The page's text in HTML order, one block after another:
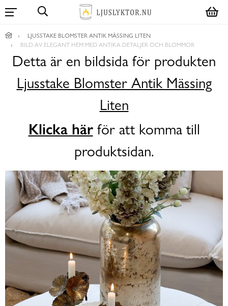
LJUSSTAKE BLOMSTER ANTIK MÄSSING LITEN
BILD AV ELEGANT HEM MED ANTIKA DETALJER OCH BLOMMOR
Detta är en bildsida för produkten
Ljusstake Blomster Antik Mässing
Liten
Klicka härför att komma till
produktsidan.